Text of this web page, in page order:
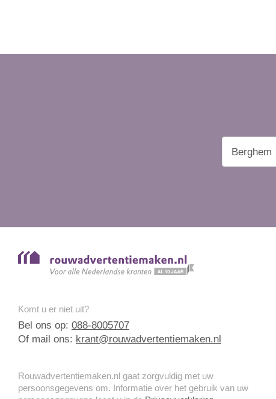
Komt u er niet uit?
Bel ons op: 088-8005707
Of mail ons: krant@rouwadvertentiemaken.nl
Rouwadvertentiemaken.nl gaat zorgvuldig met uw
persoonsgegevens om. Informatie over het gebruik van uw